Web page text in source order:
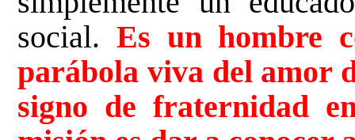
social. Es un hombre
parábola viva del amor
signo de fraternidad